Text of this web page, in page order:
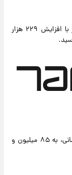
قیمت طلا افزایش یافت. هر گرم طلا ۱۸ عیار با افزایش ۲۲۹ هزار
هر مثقال طلا ۱۸ عیار با افزایش ۹۹۳ هزار تومانی، به ۸۵ میلیون و